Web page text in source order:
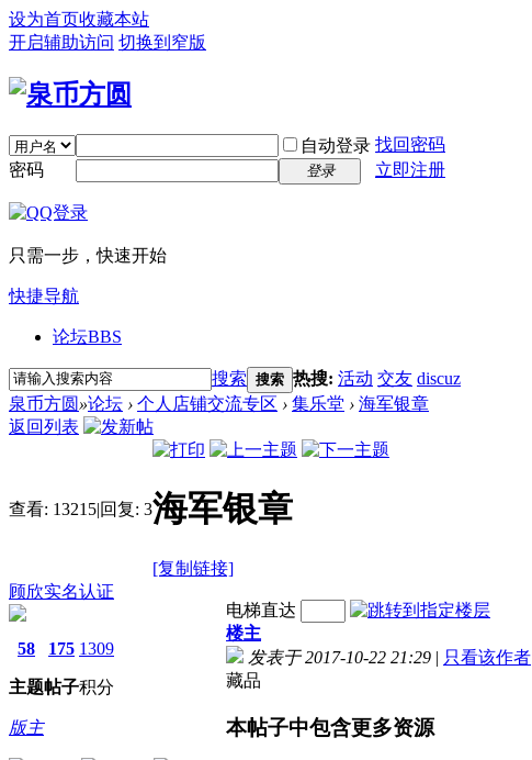
设为首页收藏本站
开启辅助访问 切换到窄版
自动登录 找回密码
密码
登录 立即注册
只需一步，快速开始
快捷导航
论坛BBS
搜索 搜索 热搜: 活动 交友 discuz
泉币方圆 »论坛 › 个人店铺交流专区 › 集乐堂 › 海军银章
返回列表
查看: 13215|回复: 3海军银章
[复制链接]
顾欣实名认证
58
主题
175
帖子
1309
积分
版主
电梯直达
楼主
发表于 2017-10-22 21:29 | 只看该作者
藏品
本帖子中包含更多资源